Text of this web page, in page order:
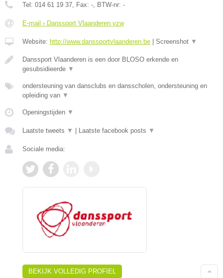
Tel: 014 61 19 37 , Fax: - , BTW-nr: -
E-mail › Danssport Vlaanderen vzw
Website: http://www.danssportvlaanderen.be Screenshot ▼
Danssport Vlaanderen is een door BLOSO erkende en
gesubsidieerde ▼
ondersteuning van dansclubs en dansscholen, ondersteuning en
opleiding van ▼
Openingstijden ▼
Laatste tweets ▼ Laatste facebook posts ▼
Sociale media:
BEKIJK VOLLEDIG PROFIEL